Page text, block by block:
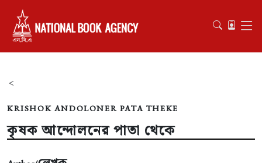
<
KRISHOK ANDOLONER PATA THEKE
কৃষক আন্দোলনের পাতা থেকে